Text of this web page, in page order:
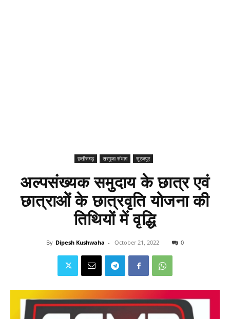
छत्तीसगढ़ सरगुजा संभाग सूरजपुर
अल्पसंख्यक समुदाय के छात्र एवं
छात्राओं के छात्रवृति योजना की
तिथियों में वृद्धि
By Dipesh Kushwaha - October 21, 2022 0